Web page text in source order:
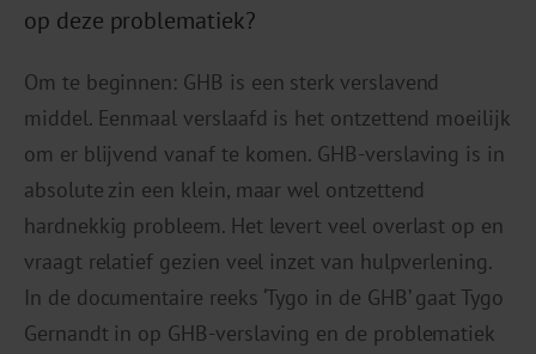
op deze problematiek?
Om te beginnen: GHB is een sterk verslavend
middel. Eenmaal verslaafd is het ontzettend moeilijk
om er blijvend vanaf te komen. GHB-verslaving is in
absolute zin een klein, maar wel ontzettend
hardnekkig probleem. Het levert veel overlast op en
vraagt relatief gezien veel inzet van hulpverlening.
In de documentaire reeks ‘Tygo in de GHB’ gaat Tygo
Gernandt in op GHB-verslaving en de problematiek